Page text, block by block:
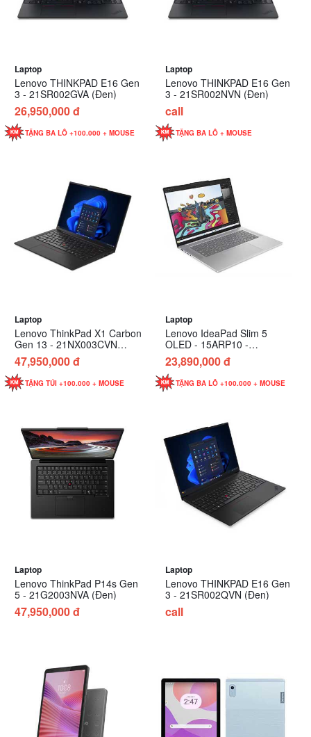
Laptop
Lenovo THINKPAD E16 Gen
3 - 21SR002GVA (Đen)
26,950,000 đ
Laptop
Lenovo THINKPAD E16 Gen
3 - 21SR002NVN (Đen)
call
TẶNG BA LÔ +100.000 + MOUSE
Laptop
Lenovo ThinkPad X1 Carbon
Gen 13 - 21NX003CVN
(Đen)
47,950,000 đ
TẶNG BA LÔ + MOUSE
Laptop
Lenovo IdeaPad Slim 5
OLED - 15ARP10 -
83J3001DVN (Xám)
23,890,000 đ
TẶNG TÚI +100.000 + MOUSE
Laptop
Lenovo ThinkPad P14s Gen
5 - 21G2003NVA (Đen)
47,950,000 đ
TẶNG BA LÔ +100.000 + MOUSE
Laptop
Lenovo THINKPAD E16 Gen
3 - 21SR002QVN (Đen)
call